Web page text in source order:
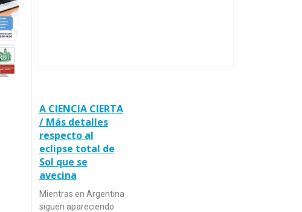
A CIENCIA CIERTA
/ Más detalles
respecto al
eclipse total de
Sol que se
avecina
Mientras en Argentina
siguen apareciendo